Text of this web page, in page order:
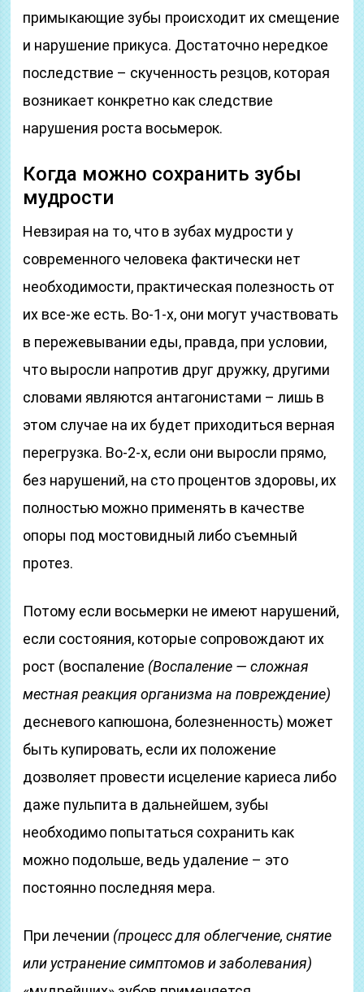
примыкающие зубы происходит их смещение
и нарушение прикуса. Достаточно нередкое
последствие – скученность резцов, которая
возникает конкретно как следствие
нарушения роста восьмерок.
Когда можно сохранить зубы
мудрости
Невзирая на то, что в зубах мудрости у
современного человека фактически нет
необходимости, практическая полезность от
их все-же есть. Во-1-х, они могут участвовать
в пережевывании еды, правда, при условии,
что выросли напротив друг дружку, другими
словами являются антагонистами – лишь в
этом случае на их будет приходиться верная
перегрузка. Во-2-х, если они выросли прямо,
без нарушений, на сто процентов здоровы, их
полностью можно применять в качестве
опоры под мостовидный либо съемный
протез.
Потому если восьмерки не имеют нарушений,
если состояния, которые сопровождают их
рост (воспаление (Воспаление — сложная
местная реакция организма на повреждение)
десневого капюшона, болезненность) может
быть купировать, если их положение
дозволяет провести исцеление кариеса либо
даже пульпита в дальнейшем, зубы
необходимо попытаться сохранить как
можно подольше, ведь удаление – это
постоянно последняя мера.
При лечении (процесс для облегчение, снятие
или устранение симптомов и заболевания)